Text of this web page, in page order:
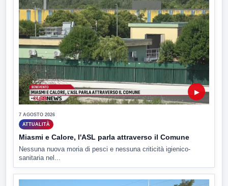
▶
7 AGOSTO 2026
ATTUALITÀ
Miasmi e Calore, l'ASL parla attraverso il Comune
Nessuna nuova moria di pesci e nessuna criticità igienico-
sanitaria nel...